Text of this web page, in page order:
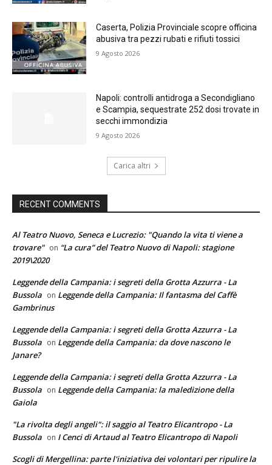
Caserta, Polizia Provinciale scopre officina
abusiva tra pezzi rubati e rifiuti tossici
9 Agosto 2026
Napoli: controlli antidroga a Secondigliano
e Scampia, sequestrate 252 dosi trovate in
secchi immondizia
9 Agosto 2026
Carica altri
RECENT COMMENTS
Al Teatro Nuovo, Seneca e Lucrezio: "Quando la vita ti viene a
trovare" on “La cura” del Teatro Nuovo di Napoli: stagione
2019\2020
Leggende della Campania: i segreti della Grotta Azzurra - La
Bussola on Leggende della Campania: Il fantasma del Caffè
Gambrinus
Leggende della Campania: i segreti della Grotta Azzurra - La
Bussola on Leggende della Campania: da dove nascono le
Janare?
Leggende della Campania: i segreti della Grotta Azzurra - La
Bussola on Leggende della Campania: la maledizione della
Gaiola
"La rivolta degli angeli": il saggio al Teatro Elicantropo - La
Bussola on I Cenci di Artaud al Teatro Elicantropo di Napoli
Scogli di Mergellina: parte l'iniziativa dei volontari per ripulire la